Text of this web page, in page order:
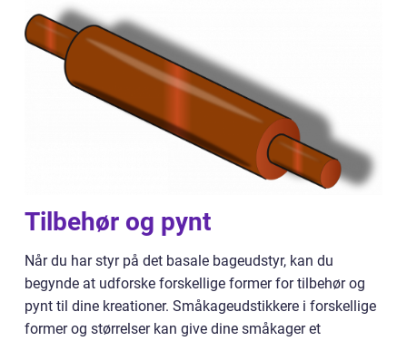
Tilbehør og pynt
Når du har styr på det basale bageudstyr, kan du
begynde at udforske forskellige former for tilbehør og
pynt til dine kreationer. Småkageudstikkere i forskellige
former og størrelser kan give dine småkager et